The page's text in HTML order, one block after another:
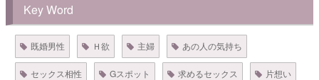
Key Word
既婚男性 Ｈ欲 主婦 あの人の気持ち
セックス相性 Gスポット 求めるセックス 片想い